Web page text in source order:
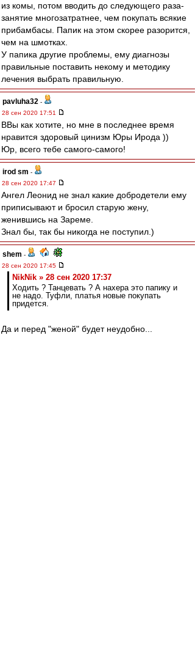
из комы, потом вводить до следующего раза-
занятие многозатратнее, чем покупать всякие
прибамбасы. Папик на этом скорее разорится,
чем на шмотках.
У папика другие проблемы, ему диагнозы
правильные поставить некому и методику
лечения выбрать правильную.
pavluha32 -
28 сен 2020 17:51
ВВы как хотите, но мне в последнее время
нравится здоровый цинизм Юры Ирода ))
Юр, всего тебе самого-самого!
irod sm -
28 сен 2020 17:47
Ангел Леонид не знал какие добродетели ему
приписывают и бросил старую жену,
женившись на Зареме.
Знал бы, так бы никогда не поступил.)
shem -
28 сен 2020 17:45
NikNik » 28 сен 2020 17:37
Ходить ? Танцевать ? А нахера это папику и
не надо. Туфли, платья новые покупать
придется.
Да и перед "женой" будет неудобно...